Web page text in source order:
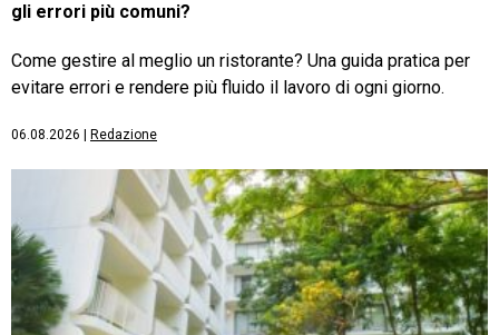
gli errori più comuni?
Come gestire al meglio un ristorante? Una guida pratica per
evitare errori e rendere più fluido il lavoro di ogni giorno.
06.08.2026 Redazione